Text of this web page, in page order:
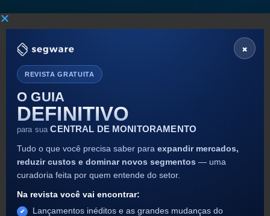
×
REVISTA GRATUITA
O GUIA
DEFINITIVO
para sua CENTRAL DE MONITORAMENTO
Tudo o que você precisa saber para expandir mercados,
reduzir custos e dominar novos segmentos — uma
curadoria feita por quem entende do setor.
Na revista você vai encontrar:
Lançamentos inéditos e as grandes mudanças do